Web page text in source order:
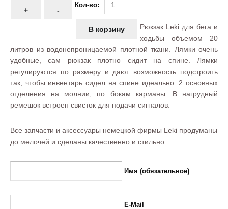
Кол-во:
Рюкзак Leki для бега и
ходьбы объемом 20
литров из водонепроницаемой плотной ткани. Лямки очень
удобные, сам рюкзак плотно сидит на спине. Лямки
регулируются по размеру и дают возможность подстроить
так, чтобы инвентарь сидел на спине идеально. 2 основных
отделения на молнии, по бокам карманы. В нагрудный
ремешок встроен свисток для подачи сигналов.
Все запчасти и аксессуары немецкой фирмы Leki продуманы
до мелочей и сделаны качественно и стильно.
Имя (обязательное)
E-Mail